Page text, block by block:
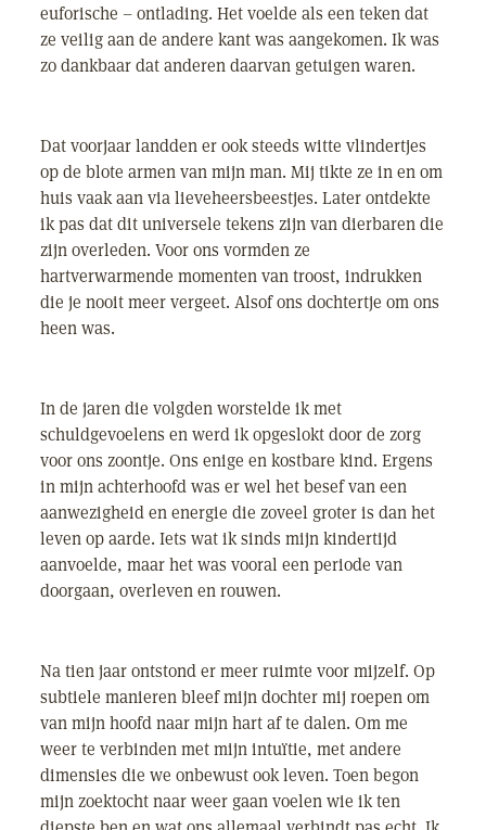
euforische – ontlading. Het voelde als een teken dat
ze veilig aan de andere kant was aangekomen. Ik was
zo dankbaar dat anderen daarvan getuigen waren.
Dat voorjaar landden er ook steeds witte vlindertjes
op de blote armen van mijn man. Mij tikte ze in en om
huis vaak aan via lieveheersbeestjes. Later ontdekte
ik pas dat dit universele tekens zijn van dierbaren die
zijn overleden. Voor ons vormden ze
hartverwarmende momenten van troost, indrukken
die je nooit meer vergeet. Alsof ons dochtertje om ons
heen was.
In de jaren die volgden worstelde ik met
schuldgevoelens en werd ik opgeslokt door de zorg
voor ons zoontje. Ons enige en kostbare kind. Ergens
in mijn achterhoofd was er wel het besef van een
aanwezigheid en energie die zoveel groter is dan het
leven op aarde. Iets wat ik sinds mijn kindertijd
aanvoelde, maar het was vooral een periode van
doorgaan, overleven en rouwen.
Na tien jaar ontstond er meer ruimte voor mijzelf. Op
subtiele manieren bleef mijn dochter mij roepen om
van mijn hoofd naar mijn hart af te dalen. Om me
weer te verbinden met mijn intuïtie, met andere
dimensies die we onbewust ook leven. Toen begon
mijn zoektocht naar weer gaan voelen wie ik ten